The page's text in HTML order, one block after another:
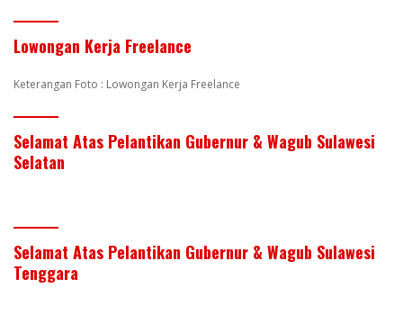
Lowongan Kerja Freelance
Keterangan Foto : Lowongan Kerja Freelance
Selamat Atas Pelantikan Gubernur & Wagub Sulawesi
Selatan
Selamat Atas Pelantikan Gubernur & Wagub Sulawesi
Tenggara